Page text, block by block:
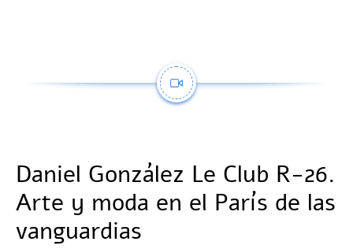
Daniel González Le Club R-26.
Arte y moda en el París de las
vanguardias